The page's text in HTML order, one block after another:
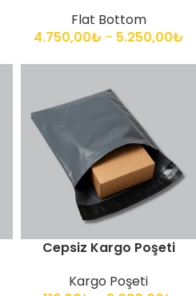
Flat Bottom
4.750,00₺ – 5.250,00₺
Cepsiz Kargo Poşeti
Kargo Poşeti